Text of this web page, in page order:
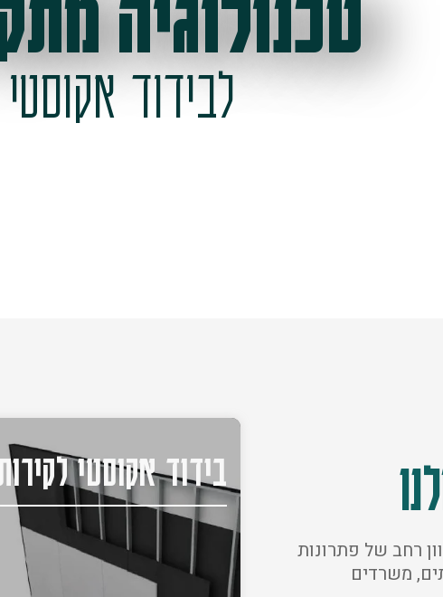
טכנולוגיה
לבידוד אקוסטי
רחב של פתרונות
משרדים
בידוד אקוסטי